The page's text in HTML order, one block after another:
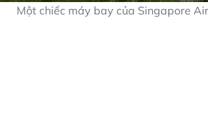
Một chiếc máy bay của Singapore